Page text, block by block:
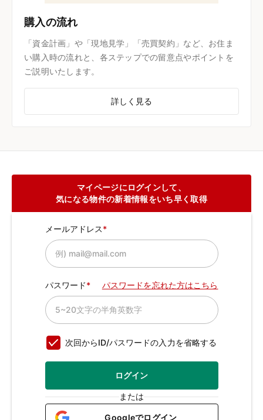
購入の流れ
「資金計画」や「現地見学」「売買契約」など、お住ま
い購入時の流れと、各ステップでの留意点やポイントを
ご説明いたします。
詳しく見る
マイページにログインして、
気になる物件の新着情報をいち早く取得
メールアドレス
パスワード パスワードを忘れた方はこちら
次回からID/パスワードの入力を省略する
ログイン
または
Googleでログイン